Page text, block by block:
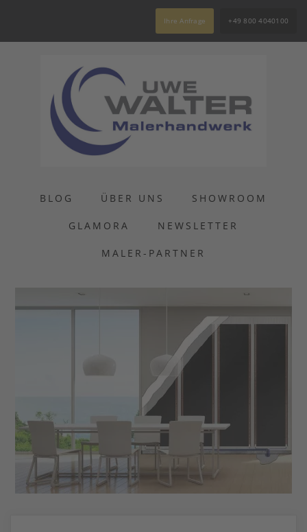
Ihre Anfrage +49 800 4040100
BLOG ÜBER UNS SHOWROOM
GLAMORA NEWSLETTER
MALER-PARTNER